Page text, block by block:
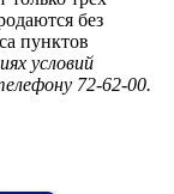
без
пунктов
условий
72-62-00.